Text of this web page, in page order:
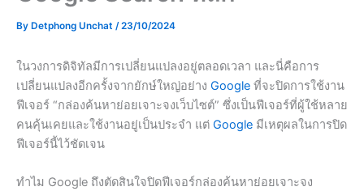
By Detphong Unchat /23/10/2024
ในวงการดิจิทัลมีการเปลี่ยนแปลงอยู่ตลอดเวลา และนี่คือการ
เปลี่ยนแปลงอีกครั้งจากยักษ์ใหญ่อย่าง Google ที่จะปิดการใช้งาน
ฟีเจอร์ “กล่องค้นหาย่อยเจาะจงเว็บไซต์” ซึ่งเป็นฟีเจอร์ที่ผู้ใช้หลาย
คนคุ้นเคยและใช้งานอยู่เป็นประจำ แต่ Google มีเหตุผลในการปิด
ฟีเจอร์นี้ไว้ชัดเจน
ทำไม Google ถึงตัดสินใจปิดฟีเจอร์กล่องค้นหาย่อยเจาะจง